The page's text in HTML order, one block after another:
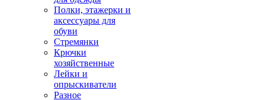
Полки, этажерки и
аксессуары для
обуви
Стремянки
Крючки
хозяйственные
Лейки и
опрыскиватели
Разное